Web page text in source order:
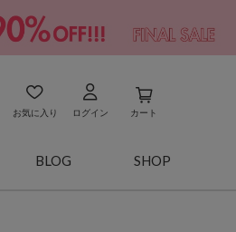
お気に入り ログイン カート
BLOG SHOP